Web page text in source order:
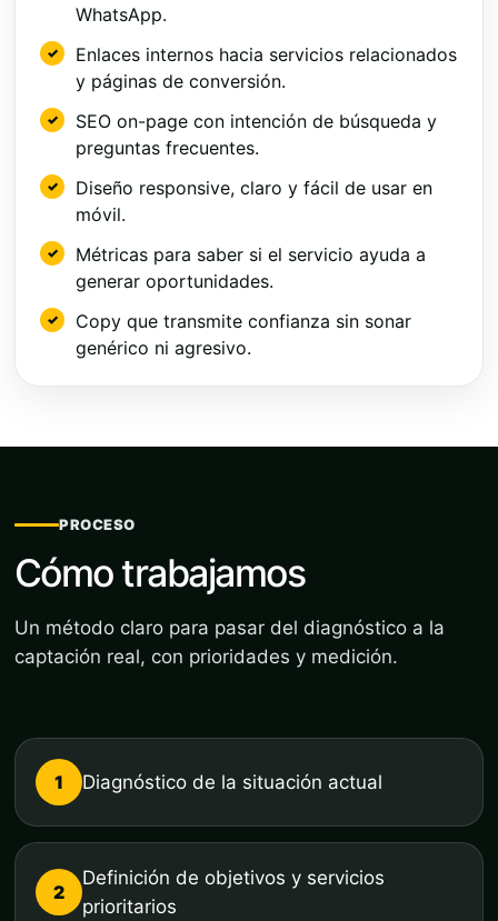
WhatsApp.
Enlaces internos hacia servicios relacionados
y páginas de conversión.
SEO on-page con intención de búsqueda y
preguntas frecuentes.
Diseño responsive, claro y fácil de usar en
móvil.
Métricas para saber si el servicio ayuda a
generar oportunidades.
Copy que transmite confianza sin sonar
genérico ni agresivo.
PROCESO
Cómo trabajamos
Un método claro para pasar del diagnóstico a la
captación real, con prioridades y medición.
1 Diagnóstico de la situación actual
2
Definición de objetivos y servicios
prioritarios